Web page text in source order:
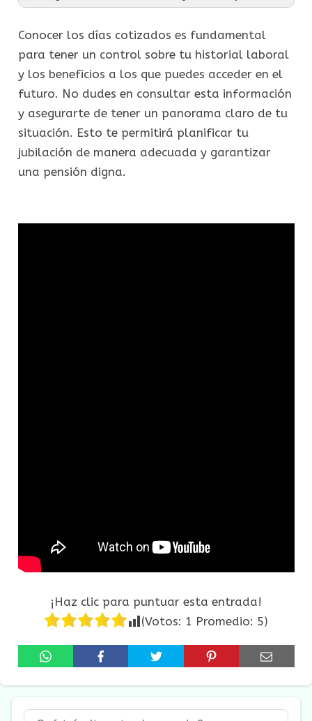
Conocer los días cotizados es fundamental
para tener un control sobre tu historial laboral
y los beneficios a los que puedes acceder en el
futuro. No dudes en consultar esta información
y asegurarte de tener un panorama claro de tu
situación. Esto te permitirá planificar tu
jubilación de manera adecuada y garantizar
una pensión digna.
¡Haz clic para puntuar esta entrada!
(Votos: 1 Promedio: 5)